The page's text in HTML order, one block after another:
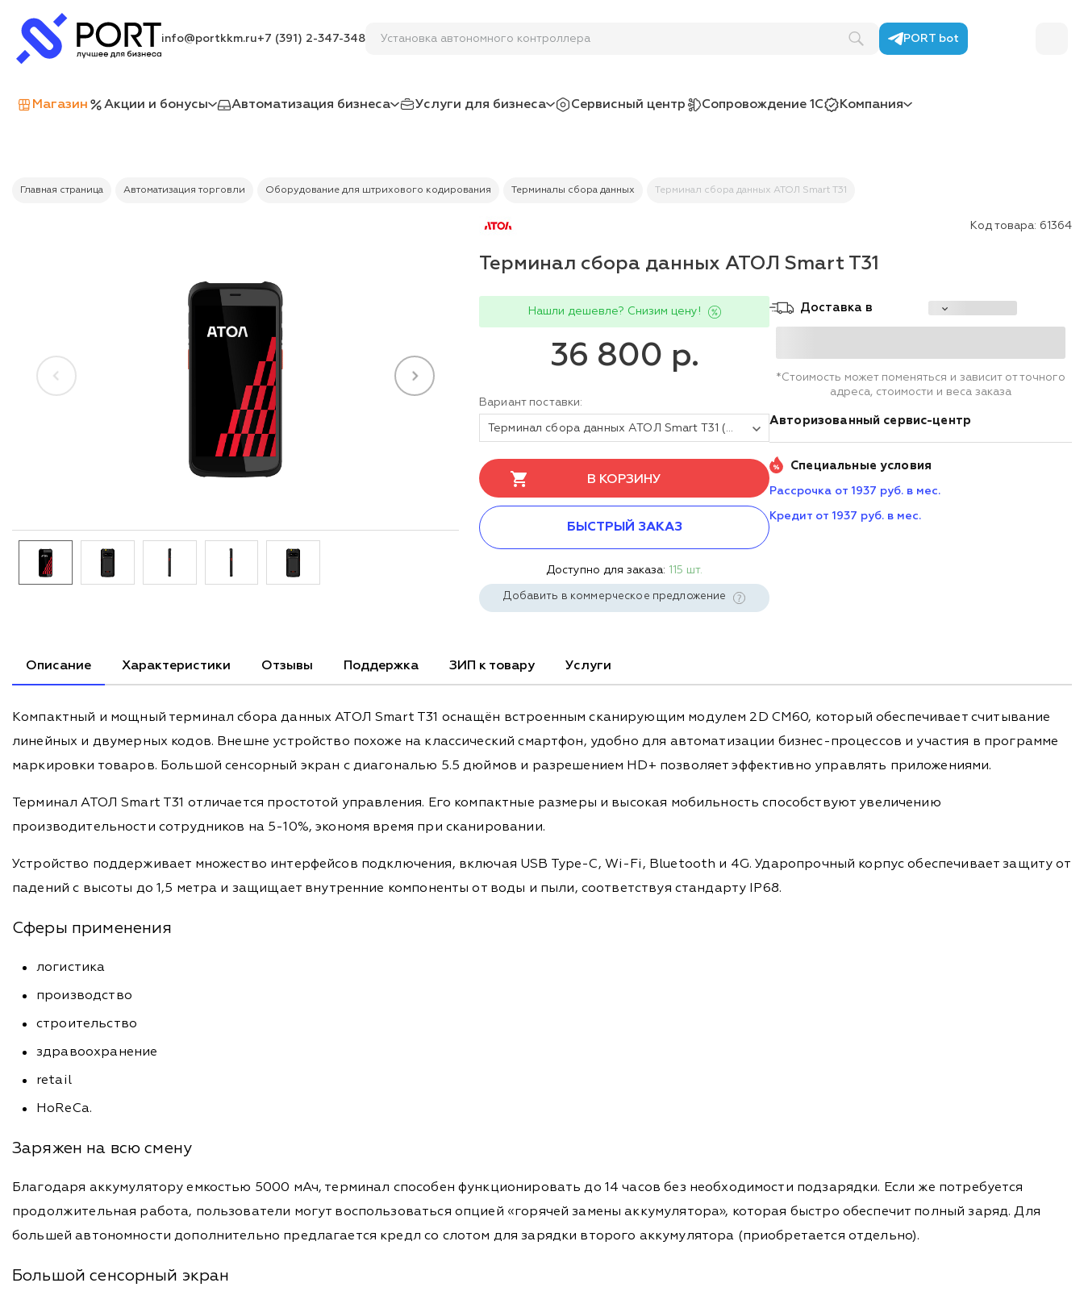
info@portkkm.ru+7 (391) 2-347-348 Установка автономного кон PORT bot
Магазин Акции и бонусы Автоматизация бизнеса Услуги для бизнеса Сервисный центр Сопровождение 1С Компания
Главная страница Автоматизация торговли Оборудование для штрихового кодирования Терминалы сбора данных Терминал сбора данных АТОЛ Smart T31
Код товара: 61364
Терминал сбора данных АТОЛ Smart T31
Нашли дешевле? Снизим цену!
36 800 р.
Вариант поставки:
Терминал сбора данных АТОЛ Smart T31 (5.5 ", Android 13.0 с GMS, MT8768, 4/64Gb, 2D Newland CM60, Wi-Fi, BT, NFC, 4G, GPS, Camera, IP68, 5000 mAh)
В КОРЗИНУ
БЫСТРЫЙ ЗАКАЗ
Доступно для заказа: 115 шт.
Добавить в коммерческое предложение
Доставка в
*Стоимость может поменяться и зависит от точного
адреса, стоимости и веса заказа
Авторизованный сервис-центр
Специальные условия
Рассрочка от 1937 руб. в мес.
Кредит от 1937 руб. в мес.
Описание Характеристики Отзывы Поддержка ЗИП к товару Услуги
Компактный и мощный терминал сбора данных АТОЛ Smart T31 оснащён встроенным сканирующим модулем 2D CM60, который обеспечивает считывание
линейных и двумерных кодов. Внешне устройство похоже на классический смартфон, удобно для автоматизации бизнес-процессов и участия в программе
маркировки товаров. Большой сенсорный экран с диагональю 5.5 дюймов и разрешением HD+ позволяет эффективно управлять приложениями.
Терминал АТОЛ Smart T31 отличается простотой управления. Его компактные размеры и высокая мобильность способствуют увеличению
производительности сотрудников на 5-10%, экономя время при сканировании.
Устройство поддерживает множество интерфейсов подключения, включая USB Type-C, Wi-Fi, Bluetooth и 4G. Ударопрочный корпус обеспечивает защиту от
падений с высоты до 1,5 метра и защищает внутренние компоненты от воды и пыли, соответствуя стандарту IP68.
Сферы применения
логистика
производство
строительство
здравоохранение
retail
HoReCa.
Заряжен на всю смену
Благодаря аккумулятору емкостью 5000 мАч, терминал способен функционировать до 14 часов без необходимости подзарядки. Если же потребуется
продолжительная работа, пользователи могут воспользоваться опцией «горячей замены аккумулятора», которая быстро обеспечит полный заряд. Для
большей автономности дополнительно предлагается кредл со слотом для зарядки второго аккумулятора (приобретается отдельно).
Большой сенсорный экран